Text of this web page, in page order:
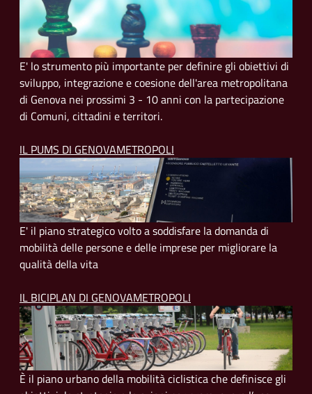
E' lo strumento più importante per definire gli obiettivi di
sviluppo, integrazione e coesione dell'area metropolitana
di Genova nei prossimi 3 - 10 anni con la partecipazione
di Comuni, cittadini e territori.
IL PUMS DI GENOVAMETROPOLI
E' il piano strategico volto a soddisfare la domanda di
mobilità delle persone e delle imprese per migliorare la
qualità della vita
IL BICIPLAN DI GENOVAMETROPOLI
È il piano urbano della mobilità ciclistica che definisce gli